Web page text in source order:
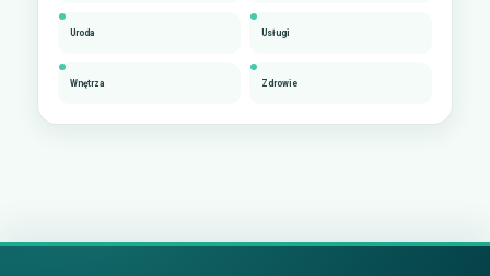
Uroda Usługi
Wnętrza Zdrowie